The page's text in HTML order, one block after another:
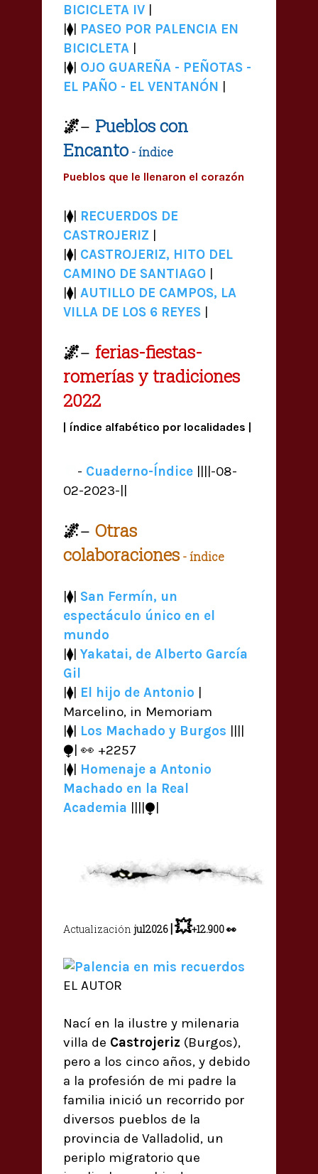
BICICLETA IV
|⧫| PASEO POR PALENCIA EN
BICICLETA
|⧫| OJO GUAREÑA - PEÑOTAS -
EL PAÑO - EL VENTANÓN
🌌— Pueblos con
Encanto - índice
Pueblos que le llenaron el corazón
|⧫| RECUERDOS DE
CASTROJERIZ
|⧫| CASTROJERIZ, HITO DEL
CAMINO DE SANTIAGO
|⧫| AUTILLO DE CAMPOS, LA
VILLA DE LOS 6 REYES
🌌— ferias-fiestas-
romerías y tradiciones
2022
| índice alfabético por localidades |
- Cuaderno-Índice ||||-08-
02-2023-||
🌌— Otras
colaboraciones - índice
|⧫| San Fermín, un
espectáculo único en el
mundo
|⧫| Yakatai, de Alberto García
Gil
|⧫| El hijo de Antonio
Marcelino, in Memoriam
|⧫| Los Machado y Burgos
⧭| 👀 +2257
|⧫| Homenaje a Antonio
Machado en la Real
Academia ||||⧭|
Actualización jul2026|💥+12.900 👀
EL AUTOR
Nací en la ilustre y milenaria
villa de Castrojeriz (Burgos),
pero a los cinco años, y debido
a la profesión de mi padre la
familia inició un recorrido por
diversos pueblos de la
provincia de Valladolid, un
periplo migratorio que